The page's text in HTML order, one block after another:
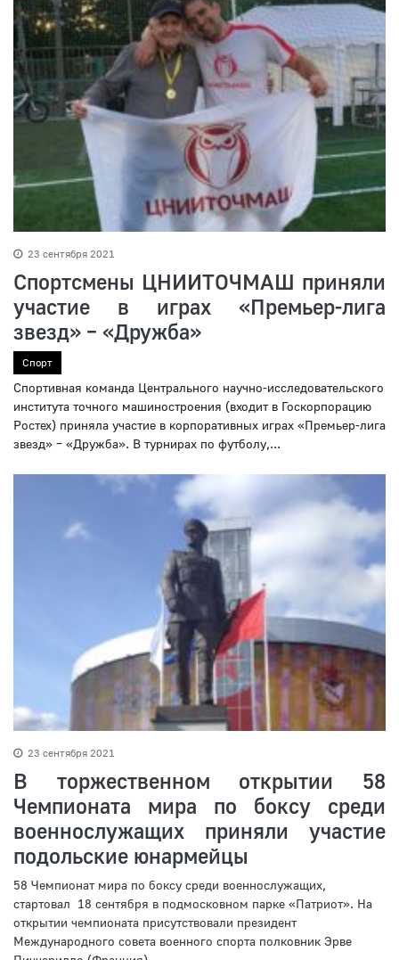
23 сентября 2021
Спортсмены ЦНИИТОЧМАШ приняли
участие в играх «Премьер-лига
звезд» – «Дружба»
Спорт
Спортивная команда Центрального научно-исследовательского
института точного машиностроения (входит в Госкорпорацию
Ростех) приняла участие в корпоративных играх «Премьер-лига
звезд» – «Дружба». В турнирах по футболу,...
23 сентября 2021
В торжественном открытии 58
Чемпионата мира по боксу среди
военнослужащих приняли участие
подольские юнармейцы
58 Чемпионат мира по боксу среди военнослужащих,
стартовал 18 сентября в подмосковном парке «Патриот». На
открытии чемпионата присутствовали президент
Международного совета военного спорта полковник Эрве